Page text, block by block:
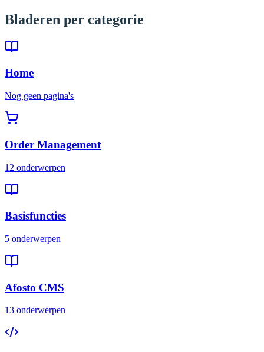
Bladeren per categorie
Home
Nog geen pagina's
Order Management
12 onderwerpen
Basisfuncties
5 onderwerpen
Afosto CMS
13 onderwerpen